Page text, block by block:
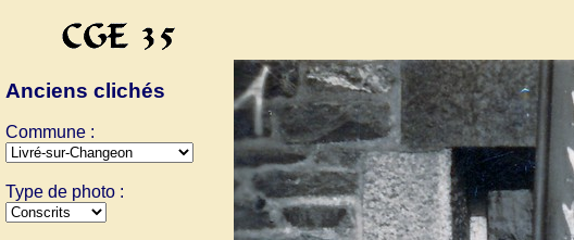
Anciens clichés
Commune :
Type de photo :